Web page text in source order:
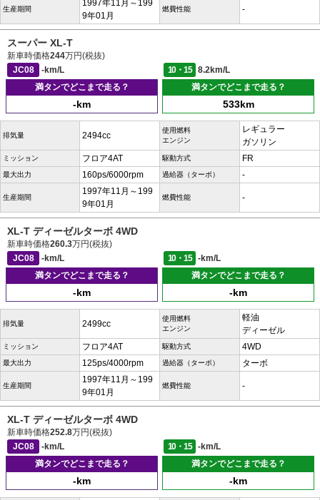
生産期間
1997年11月～199
9年01月
燃費性能 -
スーパー XL-T
新車時価格244万円(税抜)
JC08
-km/L 10・15
8.2km/L
満タンでどこまで走る？
-km
満タンでどこまで走る？
533km
排気量 2494cc
使用燃料
エンジン
レギュラー
ガソリン
ミッション フロア4AT 駆動方式 FR
最大出力 160ps/6000rpm 過給器（ターボ） -
生産期間
1997年11月～199
9年01月
燃費性能 -
XL-T ディーゼルターボ 4WD
新車時価格260.3万円(税抜)
JC08
-km/L 10・15
-km/L
満タンでどこまで走る？
-km
満タンでどこまで走る？
-km
排気量 2499cc
使用燃料
エンジン
軽油
ディーゼル
ミッション フロア4AT 駆動方式 4WD
最大出力 125ps/4000rpm 過給器（ターボ） ターボ
生産期間
1997年11月～199
9年01月
燃費性能 -
XL-T ディーゼルターボ 4WD
新車時価格252.8万円(税抜)
JC08
-km/L 10・15
-km/L
満タンでどこまで走る？
-km
満タンでどこまで走る？
-km